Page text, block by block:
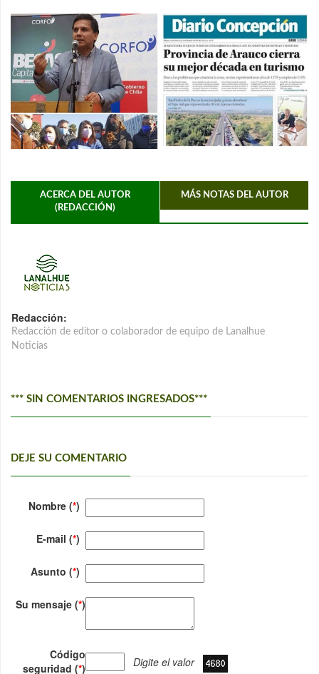
ACERCA DEL AUTOR
(REDACCIÓN)
MÁS NOTAS DEL AUTOR
Redacción:
Redacción de editor o colaborador de equipo de Lanalhue
Noticias
*** SIN COMENTARIOS INGRESADOS***
DEJE SU COMENTARIO
Nombre (*)
E-mail (*)
Asunto (*)
Su mensaje (*)
Código
seguridad (*) Digite el valor